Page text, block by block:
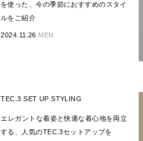
を使った、今の季節におすすめのスタイ
ルをご紹介
2024.11.26 MEN
TEC.3 SET UP STYLING
エレガントな着姿と快適な着心地を両立
する、人気のTEC.3セットアップを